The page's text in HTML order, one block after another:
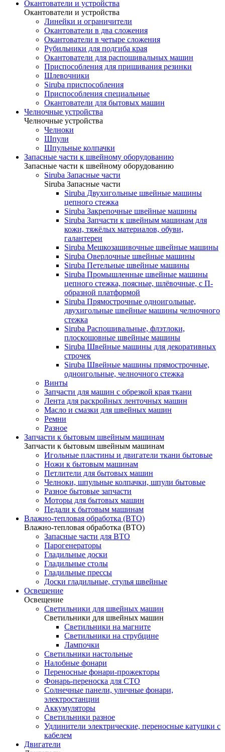
Окантователи и устройства
Окантователи и устройства
Линейки и ограничители
Окантователи в два сложения
Окантователи в четыре сложения
Рубильники для подгиба края
Окантователи для распошивальных машин
Приспособления для пришивания резинки
Шлевочники
Siruba приспособления
Приспособления специальные
Окантователи для бытовых машин
Челночные устройства
Челночные устройства
Челноки
Шпули
Шпульные колпачки
Запасные части к швейному оборудованию
Запасные части к швейному оборудованию
Siruba Запасные части
Siruba Запасные части
Siruba Двухигольные швейные машины
цепного стежка
Siruba Закрепочные швейные машины
Siruba Запчасти к швейным машинам для
кожи, тяжёлых материалов, обуви,
галантереи
Siruba Мешкозашивочные швейные машины
Siruba Оверлочные швейные машины
Siruba Петельные швейные машины
Siruba Промышленные швейные машины
цепного стежка, поясные, шлёвочные, с П-
образной платформой
Siruba Прямострочные одноигольные,
двухигольные швейные машины челночного
стежка
Siruba Распошивальные, флэтлоки,
плоскошовные швейные машины
Siruba Швейные машины для декоративных
строчек
Siruba Швейные машины прямострочные,
одноигольные, челночного стежка
Винты
Запчасти для машин с обрезкой края ткани
Лента для раскройных ленточных машин
Масло и смазки для швейных машин
Ремни
Разное
Запчасти к бытовым швейным машинам
Запчасти к бытовым швейным машинам
Игольные пластины и двигатели ткани бытовые
Ножи к бытовым машинам
Петлители для бытовых машин
Челноки, шпульные колпачки, шпули бытовые
Разное бытовые запчасти
Моторы для бытовых машин
Педали к бытовым машинам
Влажно-тепловая обработка (ВТО)
Влажно-тепловая обработка (ВТО)
Запасные части для ВТО
Парогенераторы
Гладильные доски
Гладильные столы
Гладильные прессы
Доски гладильные, стулья швейные
Освещение
Освещение
Светильники для швейных машин
Светильники для швейных машин
Светильники на магните
Светильники на струбцине
Лампочки
Светильники настольные
Налобные фонари
Переносные фонари-прожекторы
Фонарь-переноска для СТО
Солнечные панели, уличные фонари,
электростанции
Аккумуляторы
Светильники разное
Удлинители электрические, переносные катушки с
кабелем
Двигатели